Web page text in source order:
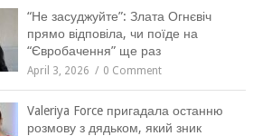
“Не засуджуйте”: Злата Огнєвіч
прямо відповіла, чи поїде на
“Євробачення” ще раз
April 3, 2026 0 Comment
Valeriya Force пригадала останню
розмову з дядьком, який зник